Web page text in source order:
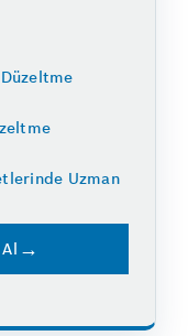
Uzman